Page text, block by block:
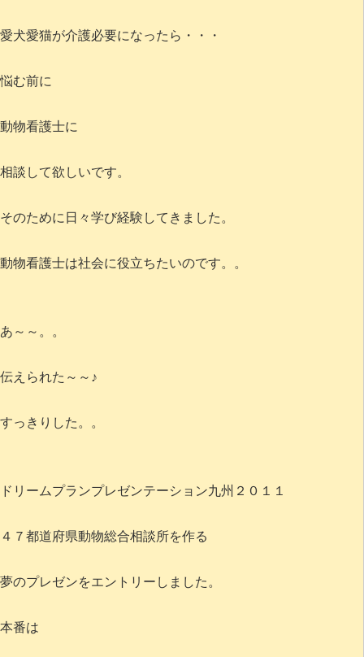
愛犬愛猫が介護必要になったら・・・
悩む前に
動物看護士に
相談して欲しいです。
そのために日々学び経験してきました。
動物看護士は社会に役立ちたいのです。。
あ～～。。
伝えられた～～♪
すっきりした。。
ドリームプランプレゼンテーション九州２０１１
４７都道府県動物総合相談所を作る
夢のプレゼンをエントリーしました。
本番は